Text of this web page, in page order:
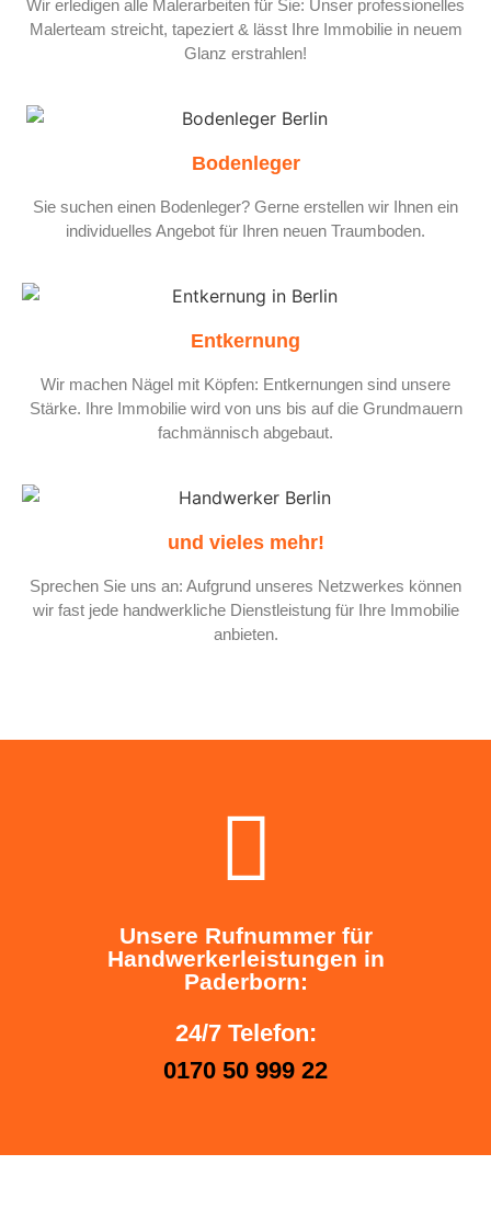
Wir erledigen alle Malerarbeiten für Sie: Unser professionelles
Malerteam streicht, tapeziert & lässt Ihre Immobilie in neuem
Glanz erstrahlen!
Bodenleger
Sie suchen einen Bodenleger? Gerne erstellen wir Ihnen ein
individuelles Angebot für Ihren neuen Traumboden.
Entkernung
Wir machen Nägel mit Köpfen: Entkernungen sind unsere
Stärke. Ihre Immobilie wird von uns bis auf die Grundmauern
fachmännisch abgebaut.
und vieles mehr!
Sprechen Sie uns an: Aufgrund unseres Netzwerkes können
wir fast jede handwerkliche Dienstleistung für Ihre Immobilie
anbieten.
Unsere Rufnummer für
Handwerkerleistungen in
Paderborn:
24/7 Telefon:
0170 50 999 22